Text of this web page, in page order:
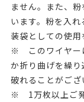
ません。また、
います。粉を入
装袋としての使用
※ このワイヤー
か折り曲げを繰
破れることがござ
※ 1万枚以上ご発